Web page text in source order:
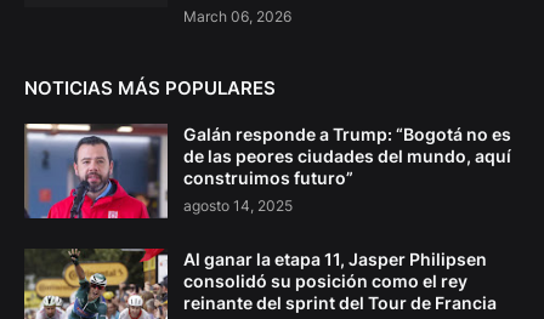
March 06, 2026
NOTICIAS MÁS POPULARES
Galán responde a Trump: “Bogotá no es
de las peores ciudades del mundo, aquí
construimos futuro”
agosto 14, 2025
Al ganar la etapa 11, Jasper Philipsen
consolidó su posición como el rey
reinante del sprint del Tour de Francia